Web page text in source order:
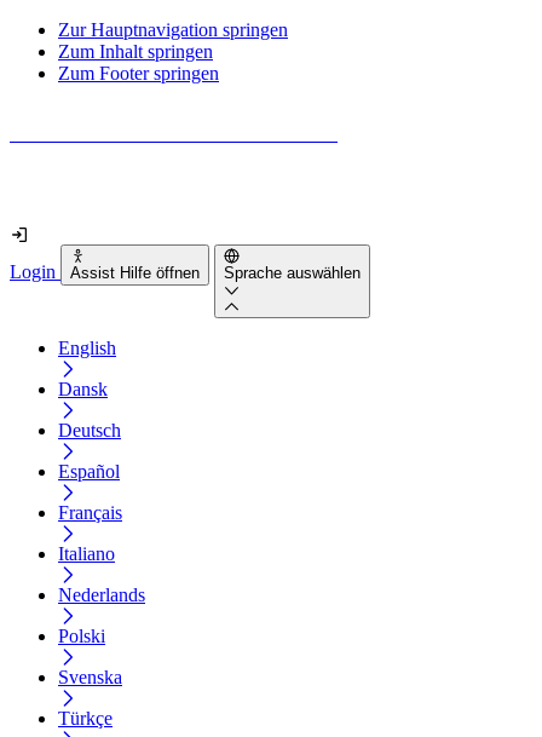
Zur Hauptnavigation springen
Zum Inhalt springen
Zum Footer springen
Login Assist Hilfe öffnen Sprache auswählen
English
Dansk
Deutsch
Español
Français
Italiano
Nederlands
Polski
Svenska
Türkçe